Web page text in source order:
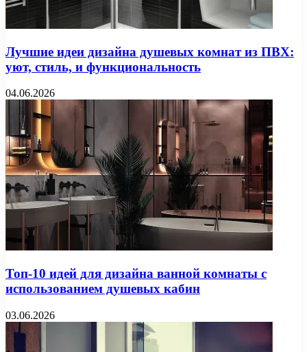
Лучшие идеи дизайна душевых комнат из ПВХ:
уют, стиль, и функциональность
04.06.2026
Топ-10 идей для дизайна ванной комнаты с
использованием душевых кабин
03.06.2026